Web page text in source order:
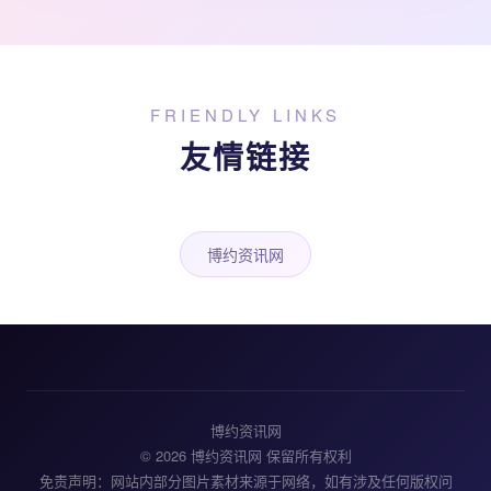
FRIENDLY LINKS
友情链接
博约资讯网
博约资讯网
© 2026 博约资讯网 保留所有权利
免责声明：网站内部分图片素材来源于网络，如有涉及任何版权问